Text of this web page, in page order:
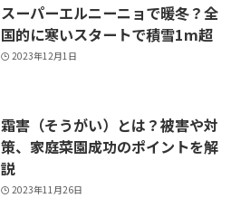
スーパーエルニーニョで暖冬？全
国的に寒いスタートで積雪1m超
2023年12月1日
霜害（そうがい）とは？被害や対
策、家庭菜園成功のポイントを解
説
2023年11月26日